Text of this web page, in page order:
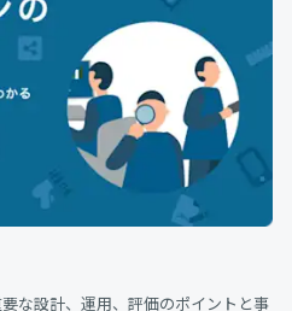
な設計、運用、評価のポイントと事